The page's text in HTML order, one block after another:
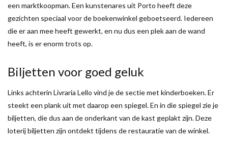
een marktkoopman. Een kunstenares uit Porto heeft deze
gezichten speciaal voor de boekenwinkel geboetseerd. Iedereen
die er aan mee heeft gewerkt, en nu dus een plek aan de wand
heeft, is er enorm trots op.
Biljetten voor goed geluk
Links achterin Livraria Lello vind je de sectie met kinderboeken. Er
steekt een plank uit met daarop een spiegel. En in die spiegel zie je
biljetten, die dus aan de onderkant van de kast geplakt zijn. Deze
loterij biljetten zijn ontdekt tijdens de restauratie van de winkel.